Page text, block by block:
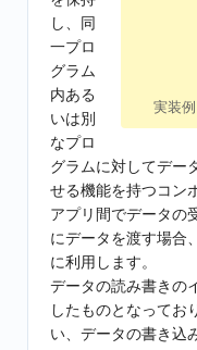
実装例
し、同
一プロ
グラム
内ある
いは別
なプロ
グラムに対してデー
せる機能を持つコン
アプリ間でデータの
にデータを渡す場合
に利用します。
データの読み書きの
したものとなってお
い、データの書き込